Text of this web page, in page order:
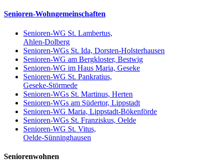
Senioren-Wohngemeinschaften
Senioren-WG St. Lambertus,
Ahlen-Dolberg
Senioren-WGs St. Ida, Dorsten-Holsterhausen
Senioren-WG am Bergkloster, Bestwig
Senioren-WG im Haus Maria, Geseke
Senioren-WG St. Pankratius,
Geseke-Störmede
Senioren-WGs St. Martinus, Herten
Senioren-WGs am Südertor, Lippstadt
Senioren-WG Maria, Lippstadt-Bökenförde
Senioren-WGs St. Franziskus, Oelde
Senioren-WG St. Vitus,
Oelde-Sünninghausen
Seniorenwohnen